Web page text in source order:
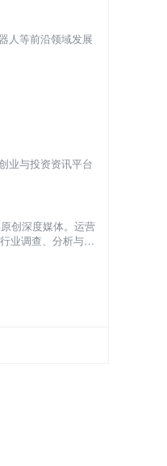
人等前沿领域发展
业与投资资讯平台
创深度媒体。运营
业调查、分析与评